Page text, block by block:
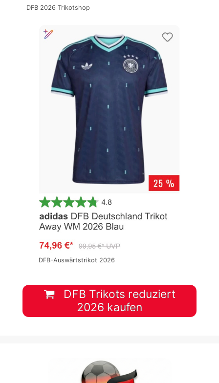
DFB 2026 Trikotshop
DFB-Auswärtstrikot 2026
DFB Trikots reduziert
2026 kaufen